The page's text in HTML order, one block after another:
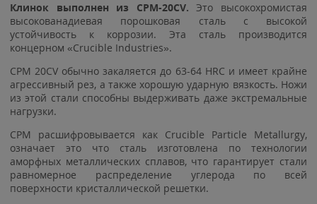
Клинок выполнен из CPM-20CV.Это высокохромистая
высокованадиевая порошковая сталь с высокой
устойчивость к коррозии. Эта сталь производится
концерном «Crucible Industries».
CPM 20CV обычно закаляется до 63-64 HRC и имеет крайне
агрессивный рез, а также хорошую ударную вязкость. Ножи
из этой стали способны выдерживать даже экстремальные
нагрузки.
СРМ расшифровывается как Crucible Particle Metallurgy,
означает это что сталь изготовлена по технологии
аморфных металлических сплавов, что гарантирует стали
равномерное распределение углерода по всей
поверхности кристаллической решетки.